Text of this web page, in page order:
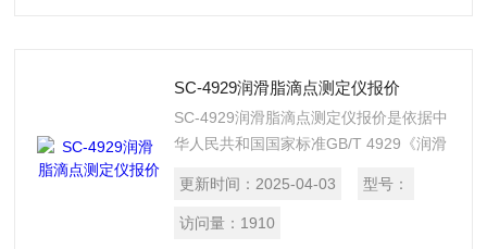
SC-4929润滑脂滴点测定仪报价
SC-4929润滑脂滴点测定仪报价是依据中
华人民共和国国家标准GB/T 4929《润滑
适用于测定润滑脂的滴点。本仪器外形精
巧，易于操作，安全性能可靠。
更新时间： 2025-04-03 型号：
访问量： 1910